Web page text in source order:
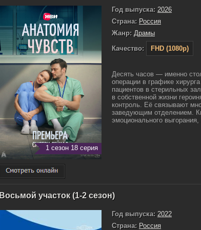
1 сезон 18 серия
Год выпуска: 2026
Страна: Россия
Жанр: Драмы
Качество:
FHD (1080p)
Десять часов — именно
операции в графике
пациентов в стерильных
в собственной жизни
контроль. Её связывают
заведующим отделением.
эмоционального выгорания,
Восьмой участок (1-2 сезон)
Год выпуска: 2022
Страна: Россия